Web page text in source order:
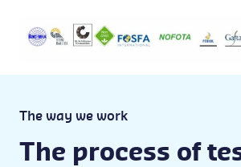
The way we work
The process of